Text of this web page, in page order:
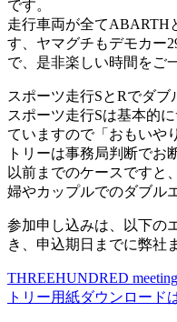
です。
走行車両が全てABARTH
す、ヤマグチもデモカー
で、是非楽しい時間をご
スポーツ走行SとRでダブ
スポーツ走行Sは基本的
ていますので「おもいや
トリーは事務局判断でお
以前までのケースですと
婦やカップルでのダブル
参加申し込みは、以下の
き、申込期日までに弊社
THREEHUNDRED
トリー用紙ダウンロード